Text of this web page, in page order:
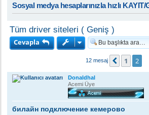
Sosyal medya hesaplarınızla hızlı KAYIT/
Tüm driver siteleri ( Geniş )
Cevapla
12 mesaj Önceki
1 2
Donaldhal
Acemi Üye
билайн подключение кемерово